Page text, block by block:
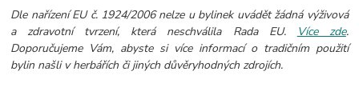
Dle nařízení EU č. 1924/2006 nelze u bylinek uvádět žádná výživová
a zdravotní tvrzení, která neschválila Rada EU.
Více zde.
Doporučujeme Vám, abyste si více informací o tradičním použití
bylin našli v herbářích či jiných důvěryhodných zdrojích.